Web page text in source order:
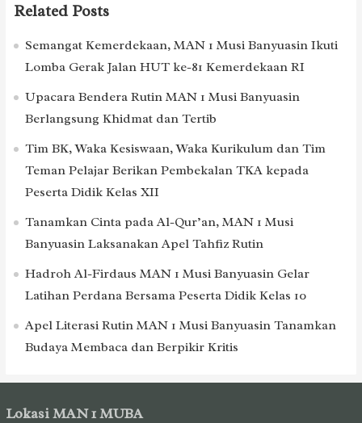
Related Posts
Semangat Kemerdekaan, MAN 1 Musi Banyuasin Ikuti
Lomba Gerak Jalan HUT ke-81 Kemerdekaan RI
Upacara Bendera Rutin MAN 1 Musi Banyuasin
Berlangsung Khidmat dan Tertib
Tim BK, Waka Kesiswaan, Waka Kurikulum dan Tim
Teman Pelajar Berikan Pembekalan TKA kepada
Peserta Didik Kelas XII
Tanamkan Cinta pada Al-Qur’an, MAN 1 Musi
Banyuasin Laksanakan Apel Tahfiz Rutin
Hadroh Al-Firdaus MAN 1 Musi Banyuasin Gelar
Latihan Perdana Bersama Peserta Didik Kelas 10
Apel Literasi Rutin MAN 1 Musi Banyuasin Tanamkan
Budaya Membaca dan Berpikir Kritis
Lokasi MAN 1 MUBA